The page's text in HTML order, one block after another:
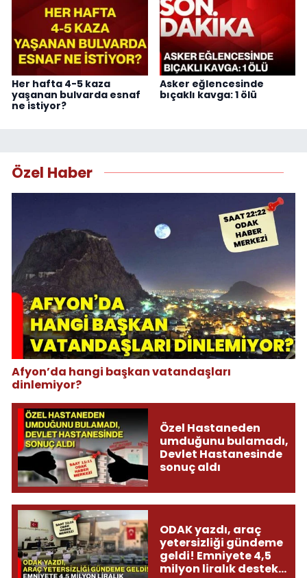
Her hafta 4-5 kaza
yaşanan bulvarda esnaf
ne istiyor?
Asker eğlencesinde
bıçaklı kavga: 1 ölü
Özel Haber
Afyon’da hangi başkan vatandaşları
dinlemiyor?
Özel Hastaneden
umduğunu bulamadı,
Devlet Hastanesinde
sonuç aldı
ODAK yazdı, araç
yetersizliği gündeme
geldi! Emniyete 4,5
milyon liralık destek